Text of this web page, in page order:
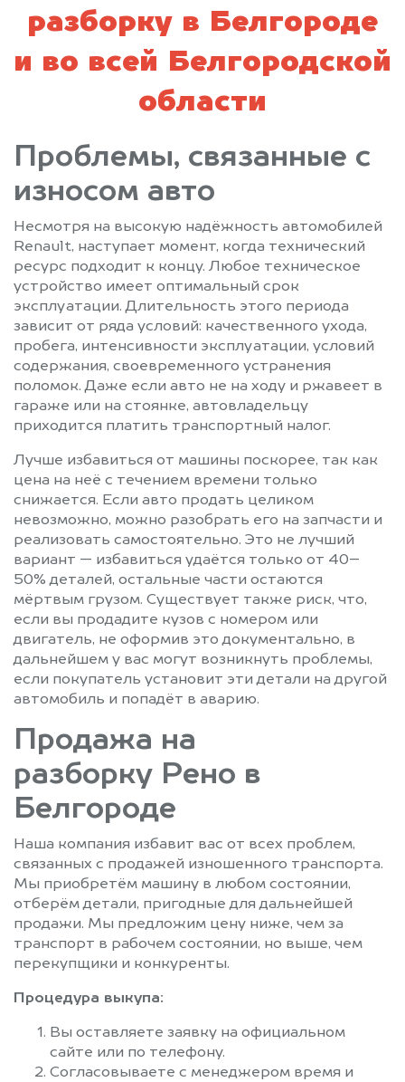
разборку в Белгороде
и во всей Белгородской
области
Проблемы, связанные с
износом авто
Несмотря на высокую надёжность автомобилей
Renault, наступает момент, когда технический
ресурс подходит к концу. Любое техническое
устройство имеет оптимальный срок
эксплуатации. Длительность этого периода
зависит от ряда условий: качественного ухода,
пробега, интенсивности эксплуатации, условий
содержания, своевременного устранения
поломок. Даже если авто не на ходу и ржавеет в
гараже или на стоянке, автовладельцу
приходится платить транспортный налог.
Лучше избавиться от машины поскорее, так как
цена на неё с течением времени только
снижается. Если авто продать целиком
невозможно, можно разобрать его на запчасти и
реализовать самостоятельно. Это не лучший
вариант — избавиться удаётся только от 40–
50% деталей, остальные части остаются
мёртвым грузом. Существует также риск, что,
если вы продадите кузов с номером или
двигатель, не оформив это документально, в
дальнейшем у вас могут возникнуть проблемы,
если покупатель установит эти детали на другой
автомобиль и попадёт в аварию.
Продажа на
разборку Рено в
Белгороде
Наша компания избавит вас от всех проблем,
связанных с продажей изношенного транспорта.
Мы приобретём машину в любом состоянии,
отберём детали, пригодные для дальнейшей
продажи. Мы предложим цену ниже, чем за
транспорт в рабочем состоянии, но выше, чем
перекупщики и конкуренты.
Процедура выкупа:
Вы оставляете заявку на официальном
сайте или по телефону.
Согласовываете с менеджером время и